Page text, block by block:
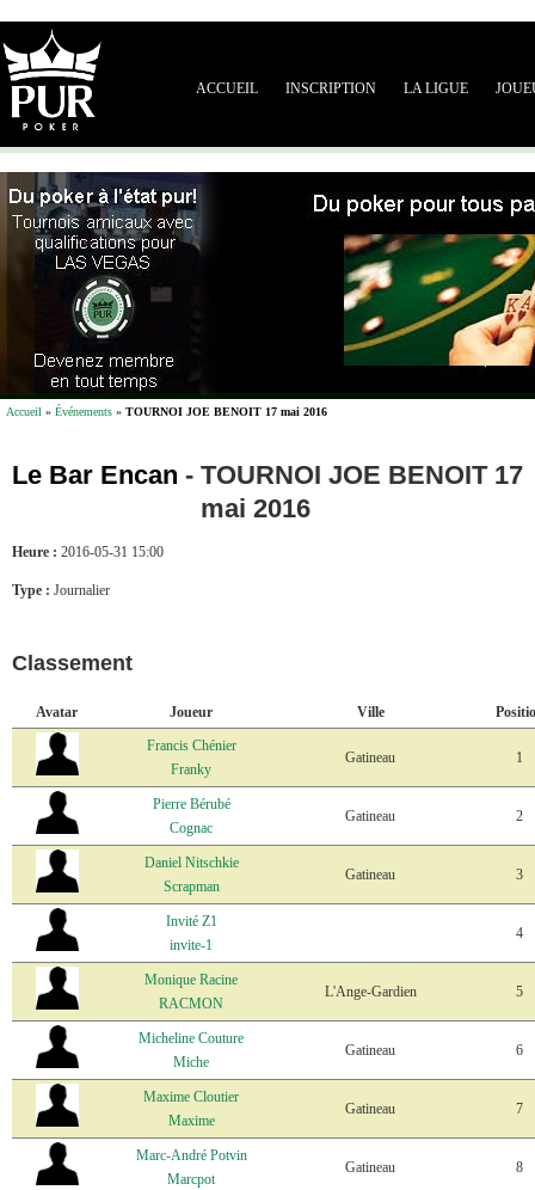
ACCUEIL INSCRIPTION LA LIGUE
Accueil » Événements » TOURNOI JOE BENOIT 17 mai 2016
Le Bar Encan - TOURNOI JOE BENOIT 17
mai 2016
Heure : 2016-05-31 15:00
Type : Journalier
Classement
Avatar Joueur Ville
Francis Chénier
Franky
Gatineau 1
Pierre Bérubé
Cognac
Gatineau 2
Daniel Nitschkie
Scrapman
Gatineau 3
Invité Z1
invite-1
4
Monique Racine
RACMON
L'Ange-Gardien 5
Micheline Couture
Miche
Gatineau 6
Maxime Cloutier
Maxime
Gatineau 7
Marc-André Potvin
Marcpot
Gatineau 8